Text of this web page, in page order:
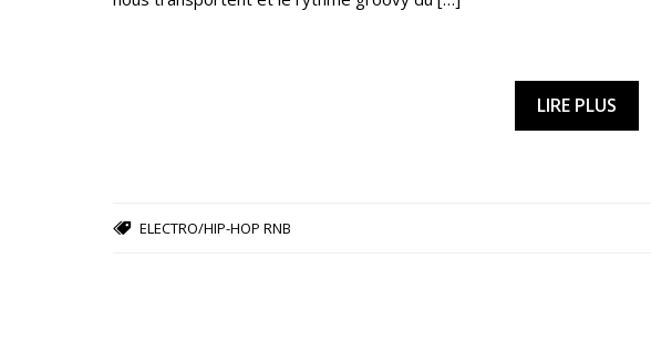
LIRE PLUS
ELECTRO/HIP-HOP RNB